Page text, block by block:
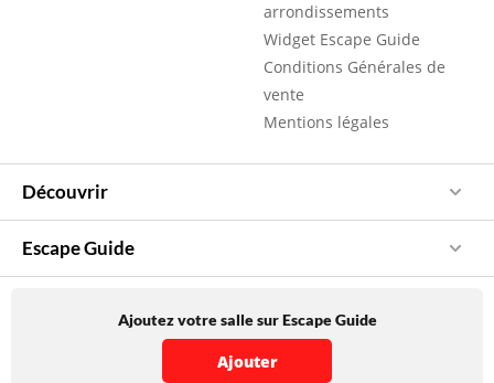
arrondissements
Widget Escape Guide
Conditions Générales de
vente
Mentions légales
Découvrir
Escape Guide
Ajoutez votre salle sur Escape Guide
Ajouter